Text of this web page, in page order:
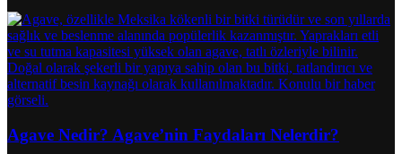
Agave Nedir? Agave’nin Faydaları Nelerdir?